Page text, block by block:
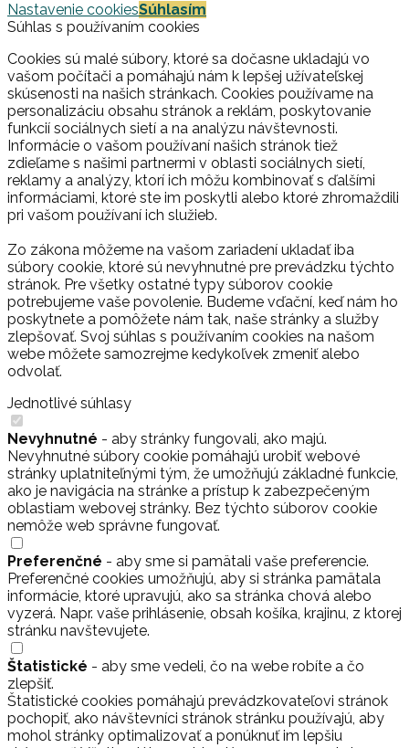
Nastavenie cookiesSúhlasím
Súhlas s používaním cookies
Cookies sú malé súbory, ktoré sa dočasne ukladajú vo
vašom počítači a pomáhajú nám k lepšej užívateľskej
skúsenosti na našich stránkach. Cookies používame na
personalizáciu obsahu stránok a reklám, poskytovanie
funkcií sociálnych sietí a na analýzu návštevnosti.
Informácie o vašom používaní našich stránok tiež
zdieľame s našimi partnermi v oblasti sociálnych sietí,
reklamy a analýzy, ktorí ich môžu kombinovať s ďalšími
informáciami, ktoré ste im poskytli alebo ktoré zhromaždili
pri vašom používaní ich služieb.
Zo zákona môžeme na vašom zariadení ukladať iba
súbory cookie, ktoré sú nevyhnutné pre prevádzku týchto
stránok. Pre všetky ostatné typy súborov cookie
potrebujeme vaše povolenie. Budeme vďační, keď nám ho
poskytnete a pomôžete nám tak, naše stránky a služby
zlepšovať. Svoj súhlas s používaním cookies na našom
webe môžete samozrejme kedykoľvek zmeniť alebo
odvolať.
Jednotlivé súhlasy
Nevyhnutné - aby stránky fungovali, ako majú.
Nevyhnutné súbory cookie pomáhajú urobiť webové
stránky uplatniteľnými tým, že umožňujú základné funkcie,
ako je navigácia na stránke a prístup k zabezpečeným
oblastiam webovej stránky. Bez týchto súborov cookie
nemôže web správne fungovať.
Preferenčné - aby sme si pamätali vaše preferencie.
Preferenčné cookies umožňujú, aby si stránka pamätala
informácie, ktoré upravujú, ako sa stránka chová alebo
vyzerá. Napr. vaše prihlásenie, obsah košíka, krajinu, z ktorej
stránku navštevujete.
Štatistické - aby sme vedeli, čo na webe robíte a čo
zlepšiť.
Štatistické cookies pomáhajú prevádzkovateľovi stránok
pochopiť, ako návštevníci stránok stránku používajú, aby
mohol stránky optimalizovať a ponúknuť im lepšiu